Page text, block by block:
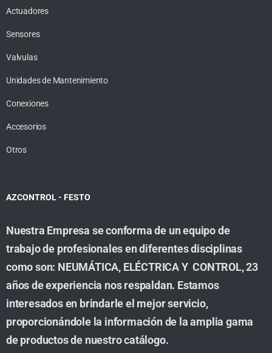
Actuadores
Sensores
Valvulas
Unidades de Mantenimiento
Conexiones
Accesorios
Otros
AZCONTROL - FESTO
Nuestra Empresa se conforma de un equipo de
trabajo de profesionales en diferentes disciplinas
como son: NEUMÁTICA, ELÉCTRICA Y CONTROL, 23
años de experiencia nos respaldan. Estamos
interesados en brindarle el mejor servicio,
proporcionándole la información de la amplia gama
de productos de nuestro catálogo.